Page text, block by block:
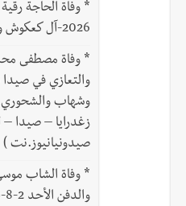
*
2026-آل كعكوش وحمودة
*
وشهاب
زغدرايا – صيدا –
صيدونيانيوز.نت )
* وفاة الشاب